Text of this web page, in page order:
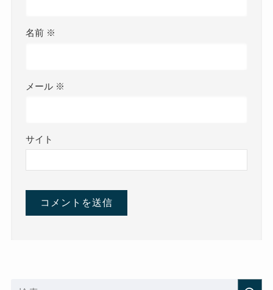
名前 ※
メール ※
サイト